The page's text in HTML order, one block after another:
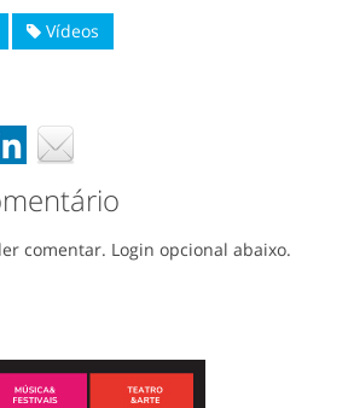
Vídeos
comentar. Login opcional abaixo.